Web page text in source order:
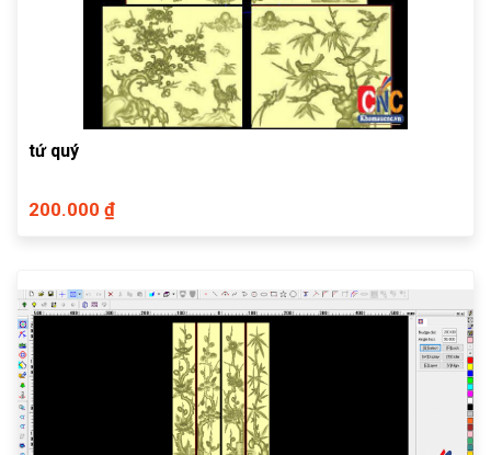
tứ quý
200.000 ₫